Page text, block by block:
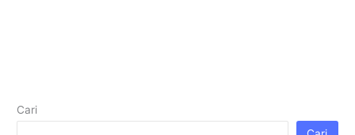
Cari